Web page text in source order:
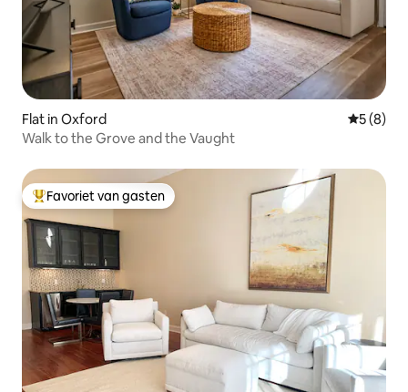
Flat in Oxford
5 (8)
Walk to the Grove and the Vaught
Topfavoriet van gasten
Favoriet van gasten